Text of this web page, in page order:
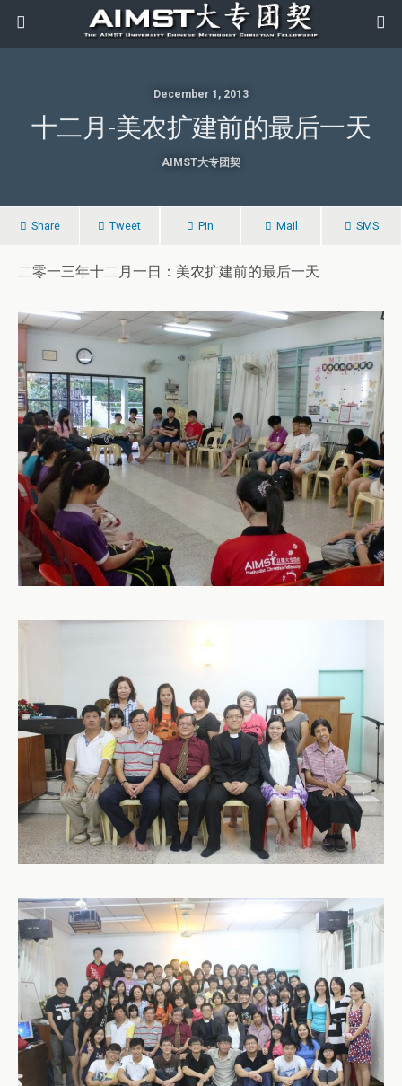
December 1, 2013
十二月-美农扩建前的最后一天
AIMST大专团契
Share Tweet Pin Mail SMS
二零一三年十二月一日：美农扩建前的最后一天